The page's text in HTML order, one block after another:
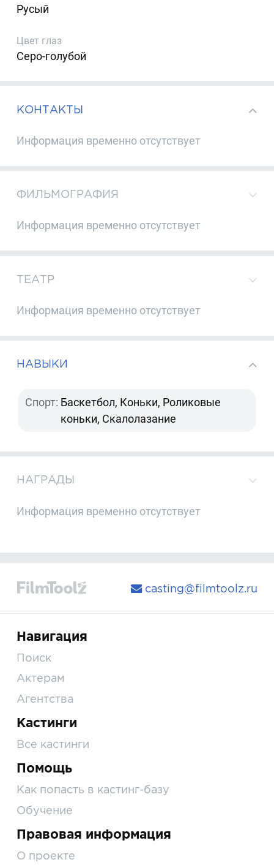
Русый
Цвет глаз
Серо-голубой
КОНТАКТЫ
Информация временно отсутствует
ФИЛЬМОГРАФИЯ
Информация временно отсутствует
ТЕАТР
Информация временно отсутствует
НАВЫКИ
Спорт: Баскетбол, Коньки, Роликовые
коньки, Скалолазание
НАГРАДЫ
Информация временно отсутствует
casting@filmtoolz.ru
Навигация
Поиск
Актерам
Агентства
Кастинги
Все кастинги
Помощь
Как попасть в кастинг-базу
Обучение
Правовая информация
О проекте